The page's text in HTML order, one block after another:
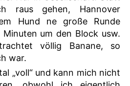
raus gehen, Hannover
Hund ne große Runde
um den Block usw.
völlig Banane, so
war.
„voll“ und kann mich nicht